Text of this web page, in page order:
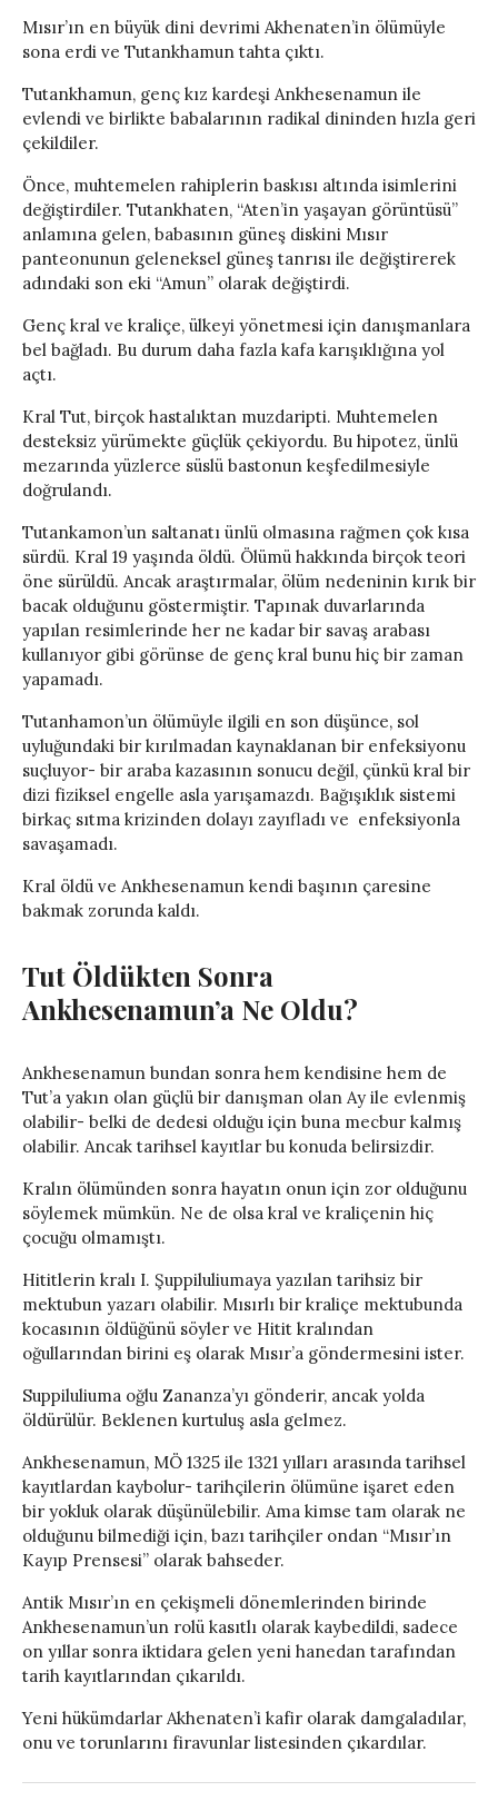
Mısır’ın en büyük dini devrimi Akhenaten’in ölümüyle
sona erdi ve Tutankhamun tahta çıktı.
Tutankhamun, genç kız kardeşi Ankhesenamun ile
evlendi ve birlikte babalarının radikal dininden hızla geri
çekildiler.
Önce, muhtemelen rahiplerin baskısı altında isimlerini
değiştirdiler. Tutankhaten, “Aten’in yaşayan görüntüsü”
anlamına gelen, babasının güneş diskini Mısır
panteonunun geleneksel güneş tanrısı ile değiştirerek
adındaki son eki “Amun” olarak değiştirdi.
Genç kral ve kraliçe, ülkeyi yönetmesi için danışmanlara
bel bağladı. Bu durum daha fazla kafa karışıklığına yol
açtı.
Kral Tut, birçok hastalıktan muzdaripti. Muhtemelen
desteksiz yürümekte güçlük çekiyordu. Bu hipotez, ünlü
mezarında yüzlerce süslü bastonun keşfedilmesiyle
doğrulandı.
Tutankamon’un saltanatı ünlü olmasına rağmen çok kısa
sürdü. Kral 19 yaşında öldü. Ölümü hakkında birçok teori
öne sürüldü. Ancak araştırmalar, ölüm nedeninin kırık bir
bacak olduğunu göstermiştir. Tapınak duvarlarında
yapılan resimlerinde her ne kadar bir savaş arabası
kullanıyor gibi görünse de genç kral bunu hiç bir zaman
yapamadı.
Tutanhamon’un ölümüyle ilgili en son düşünce, sol
uyluğundaki bir kırılmadan kaynaklanan bir enfeksiyonu
suçluyor- bir araba kazasının sonucu değil, çünkü kral bir
dizi fiziksel engelle asla yarışamazdı. Bağışıklık sistemi
birkaç sıtma krizinden dolayı zayıfladı ve enfeksiyonla
savaşamadı.
Kral öldü ve Ankhesenamun kendi başının çaresine
bakmak zorunda kaldı.
Tut Öldükten Sonra
Ankhesenamun’a Ne Oldu?
Ankhesenamun bundan sonra hem kendisine hem de
Tut’a yakın olan güçlü bir danışman olan Ay ile evlenmiş
olabilir- belki de dedesi olduğu için buna mecbur kalmış
olabilir. Ancak tarihsel kayıtlar bu konuda belirsizdir.
Kralın ölümünden sonra hayatın onun için zor olduğunu
söylemek mümkün. Ne de olsa kral ve kraliçenin hiç
çocuğu olmamıştı.
Hititlerin kralı I. Şuppiluliumaya yazılan tarihsiz bir
mektubun yazarı olabilir. Mısırlı bir kraliçe mektubunda
kocasının öldüğünü söyler ve Hitit kralından
oğullarından birini eş olarak Mısır’a göndermesini ister.
Suppiluliuma oğlu Zananza’yı gönderir, ancak yolda
öldürülür. Beklenen kurtuluş asla gelmez.
Ankhesenamun, MÖ 1325 ile 1321 yılları arasında tarihsel
kayıtlardan kaybolur- tarihçilerin ölümüne işaret eden
bir yokluk olarak düşünülebilir. Ama kimse tam olarak ne
olduğunu bilmediği için, bazı tarihçiler ondan “Mısır’ın
Kayıp Prensesi” olarak bahseder.
Antik Mısır’ın en çekişmeli dönemlerinden birinde
Ankhesenamun’un rolü kasıtlı olarak kaybedildi, sadece
on yıllar sonra iktidara gelen yeni hanedan tarafından
tarih kayıtlarından çıkarıldı.
Yeni hükümdarlar Akhenaten’i kafir olarak damgaladılar,
onu ve torunlarını firavunlar listesinden çıkardılar.